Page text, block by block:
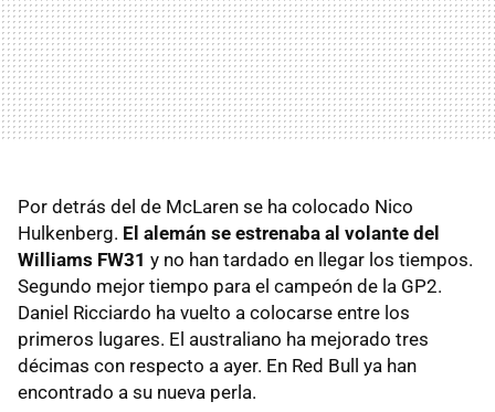
Por detrás del de McLaren se ha colocado Nico
Hulkenberg. El alemán se estrenaba al volante del
Williams FW31 y no han tardado en llegar los tiempos.
Segundo mejor tiempo para el campeón de la GP2.
Daniel Ricciardo ha vuelto a colocarse entre los
primeros lugares. El australiano ha mejorado tres
décimas con respecto a ayer. En Red Bull ya han
encontrado a su nueva perla.